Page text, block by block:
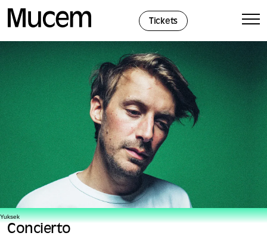
Tickets
Yuksek
Concierto